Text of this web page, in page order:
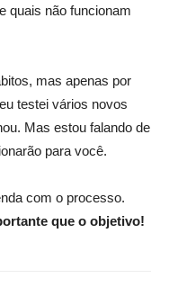
quais não funcionam
mas apenas por
testei vários novos
Mas estou falando de
para você.
com o processo.
que o objetivo!